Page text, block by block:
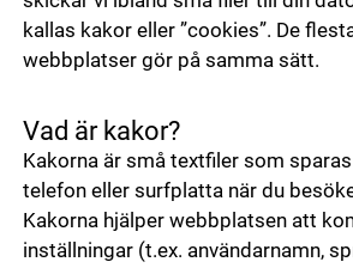
kallas kakor eller ”cookies”. De
webbplatser gör på samma sätt.
Vad är kakor?
Kakorna är små textfiler som
telefon eller surfplatta när du
Kakorna hjälper webbplatsen att
inställningar (t.ex. användarnamn,